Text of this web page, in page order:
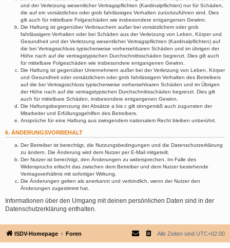
und der Verletzung wesentlicher Vertragspflichten (Kardinalpflichten) nur für Schäden,
die auf ein vorsätzliches oder grob fahrlässiges Verhalten zurückzuführen sind. Dies
gilt auch für mittelbare Folgeschäden wie insbesondere entgangenen Gewinn.
Die Haftung ist gegenüber Verbrauchern außer bei vorsätzlichem oder grob
fahrlässigem Verhalten oder bei Schäden aus der Verletzung von Leben, Körper und
Gesundheit und der Verletzung wesentlicher Vertragspflichten (Kardinalpflichten) auf
die bei Vertragsschluss typischerweise vorhersehbaren Schäden und im übrigen der
Höhe nach auf die vertragstypischen Durchschnittsschäden begrenzt. Dies gilt auch
für mittelbare Folgeschäden wie insbesondere entgangenen Gewinn.
Die Haftung ist gegenüber Unternehmern außer bei der Verletzung von Leben, Körper
und Gesundheit oder vorsätzlichem oder grob fahrlässigem Verhalten des Betreibers
auf die bei Vertragsschluss typischerweise vorhersehbaren Schäden und im Übrigen
der Höhe nach auf die vertragstypischen Durchschnittsschäden begrenzt. Dies gilt
auch für mittelbare Schäden, insbesondere entgangenen Gewinn.
Die Haftungsbegrenzung der Absätze a bis c gilt sinngemäß auch zugunsten der
Mitarbeiter und Erfüllungsgehilfen des Betreibers.
Ansprüche für eine Haftung aus zwingendem nationalem Recht bleiben unberührt.
6. ÄNDERUNGSVORBEHALT
Der Betreiber ist berechtigt, die Nutzungsbedingungen und die Datenschutzerklärung
zu ändern. Die Änderung wird dem Nutzer per E-Mail mitgeteilt.
Der Nutzer ist berechtigt, den Änderungen zu widersprechen. Im Falle des
Widerspruchs erlischt das zwischen dem Betreiber und dem Nutzer bestehende
Vertragsverhältnis mit sofortiger Wirkung.
Die Änderungen gelten als anerkannt und verbindlich, wenn der Nutzer den
Änderungen zugestimmt hat.
Informationen über den Umgang mit deinen persönlichen Daten sind in der
Datenschutzerklärung enthalten.
ISDV-Homepage Foren Alle Zeiten sind UTC+02:00